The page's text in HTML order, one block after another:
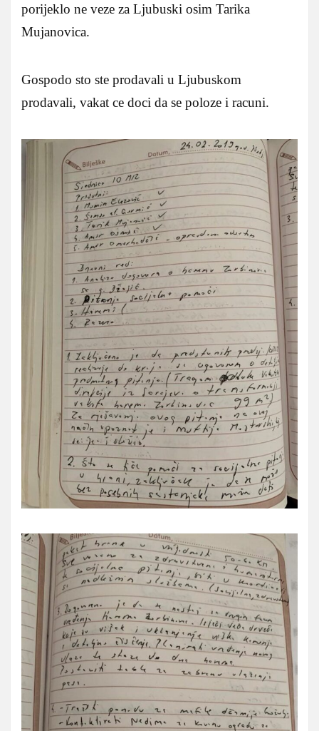
porijeklo ne veze za Ljubuski osim Tarika
Mujanovica.
Gospodo sto ste prodavali u Ljubuskom
prodavali, vakat ce doci da se poloze i racuni.